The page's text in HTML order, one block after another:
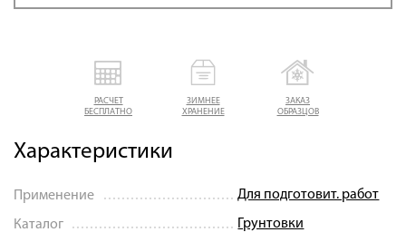
РАСЧЕТ
БЕСПЛАТНО
ЗИМНЕЕ
ХРАНЕНИЕ
ЗАКАЗ
ОБРАЗЦОВ
Характеристики
Применение Для подготовит. работ
Каталог Грунтовки